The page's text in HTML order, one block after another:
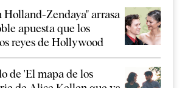
Holland-Zendaya" arrasa
apuesta que los
reyes de Hollywood
de 'El mapa de los